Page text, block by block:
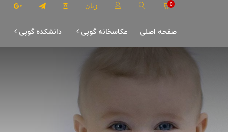
زبان 0
صفحه اصلی عکاسخانه گوپی دانشکده گوپی